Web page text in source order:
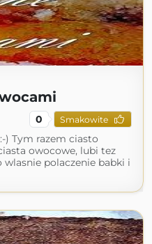
0 Smakowite
) Tym razem ciasto
owocowe, lubi tez
polaczenie babki i